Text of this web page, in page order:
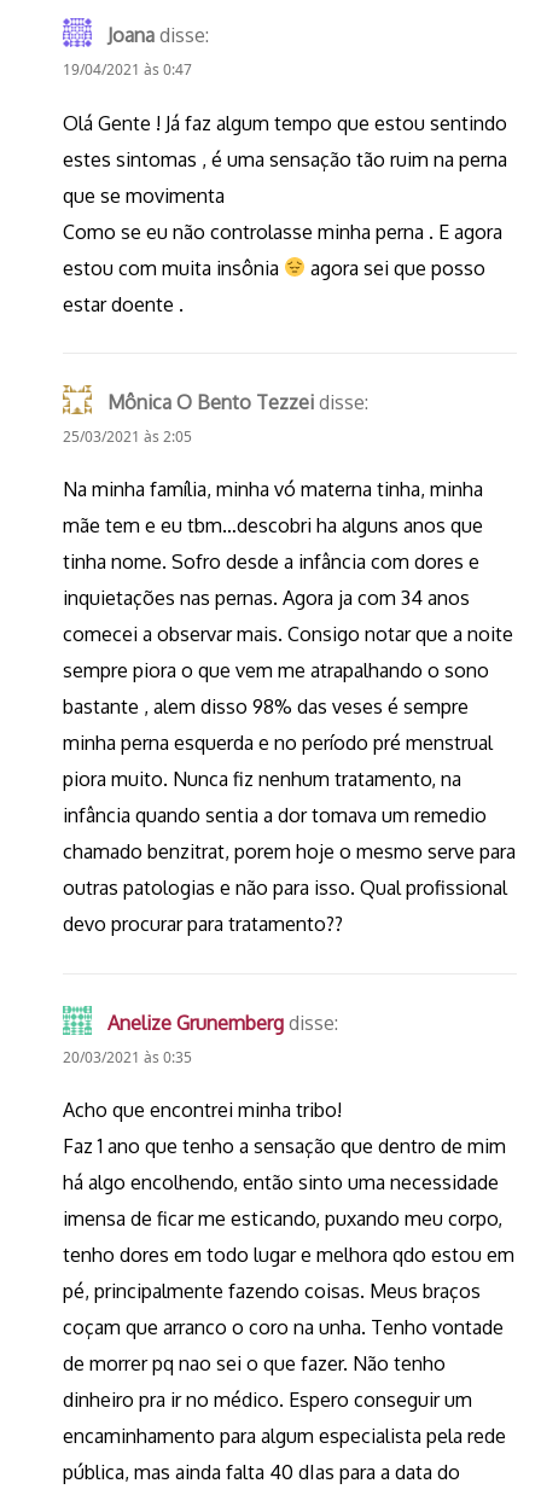
Joana disse:
19/04/2021 às 0:47
Olá Gente ! Já faz algum tempo que estou sentindo
estes sintomas , é uma sensação tão ruim na perna
que se movimenta
Como se eu não controlasse minha perna . E agora
estou com muita insônia
agora sei que posso
estar doente .
Mônica O Bento Tezzei disse:
25/03/2021 às 2:05
Na minha família, minha vó materna tinha, minha
mãe tem e eu tbm…descobri ha alguns anos que
tinha nome. Sofro desde a infância com dores e
inquietações nas pernas. Agora ja com 34 anos
comecei a observar mais. Consigo notar que a noite
sempre piora o que vem me atrapalhando o sono
bastante , alem disso 98% das veses é sempre
minha perna esquerda e no período pré menstrual
piora muito. Nunca fiz nenhum tratamento, na
infância quando sentia a dor tomava um remedio
chamado benzitrat, porem hoje o mesmo serve para
outras patologias e não para isso. Qual profissional
devo procurar para tratamento??
Anelize Grunemberg disse:
20/03/2021 às 0:35
Acho que encontrei minha tribo!
Faz 1 ano que tenho a sensação que dentro de mim
há algo encolhendo, então sinto uma necessidade
imensa de ficar me esticando, puxando meu corpo,
tenho dores em todo lugar e melhora qdo estou em
pé, principalmente fazendo coisas. Meus braços
coçam que arranco o coro na unha. Tenho vontade
de morrer pq nao sei o que fazer. Não tenho
dinheiro pra ir no médico. Espero conseguir um
encaminhamento para algum especialista pela rede
pública, mas ainda falta 40 dIas para a data do